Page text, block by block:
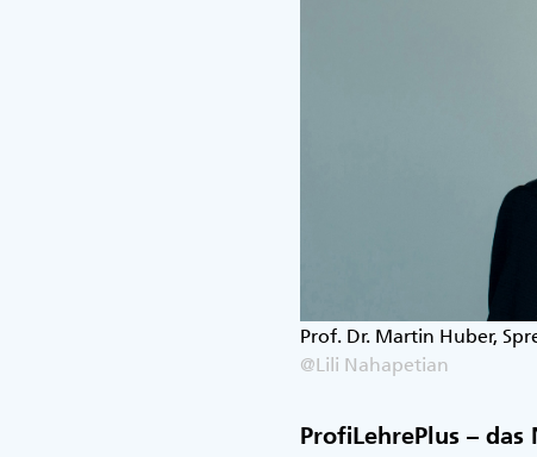
Prof. Dr. Martin Huber,
@Lili Nahapetian
ProfiLehrePlus –